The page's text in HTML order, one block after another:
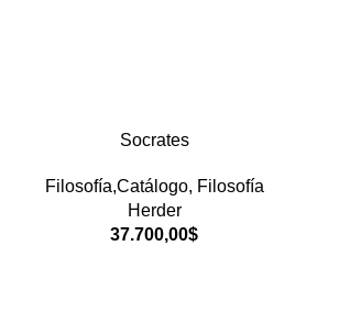
Socrates
Filosofía,Catálogo, Filosofía
Herder
37.700,00$